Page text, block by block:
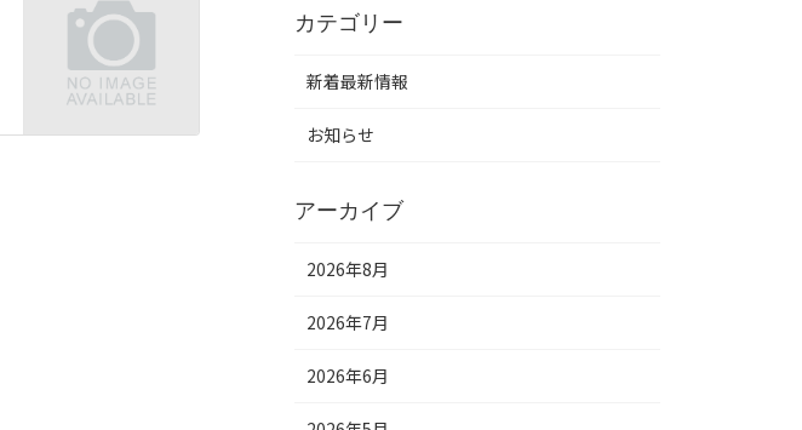
カテゴリー
新着最新情報
お知らせ
アーカイブ
2026年8月
2026年7月
2026年6月